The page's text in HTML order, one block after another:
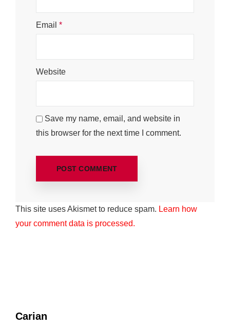
Email *
Website
Save my name, email, and website in
this browser for the next time I comment.
This site uses Akismet to reduce spam. Learn how
your comment data is processed.
Carian